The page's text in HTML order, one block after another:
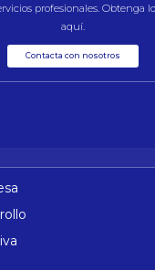
profesionales. Obtenga
aquí.
Contacta con nosotros